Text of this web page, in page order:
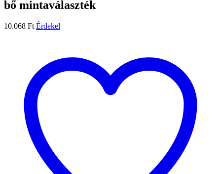
bő mintaválaszték
10.068 Ft Érdekel